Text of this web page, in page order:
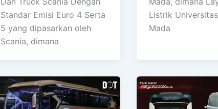
Standar Emisi Euro 4 Serta
5 yang dipasarkan oleh
Scania, dimana
Listrik
Mada